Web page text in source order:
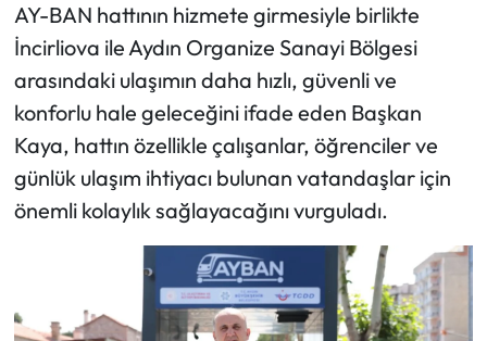
AY-BAN hattının hizmete girmesiyle birlikte
İncirliova ile Aydın Organize Sanayi Bölgesi
arasındaki ulaşımın daha hızlı, güvenli ve
konforlu hale geleceğini ifade eden Başkan
Kaya, hattın özellikle çalışanlar, öğrenciler ve
günlük ulaşım ihtiyacı bulunan vatandaşlar için
önemli kolaylık sağlayacağını vurguladı.